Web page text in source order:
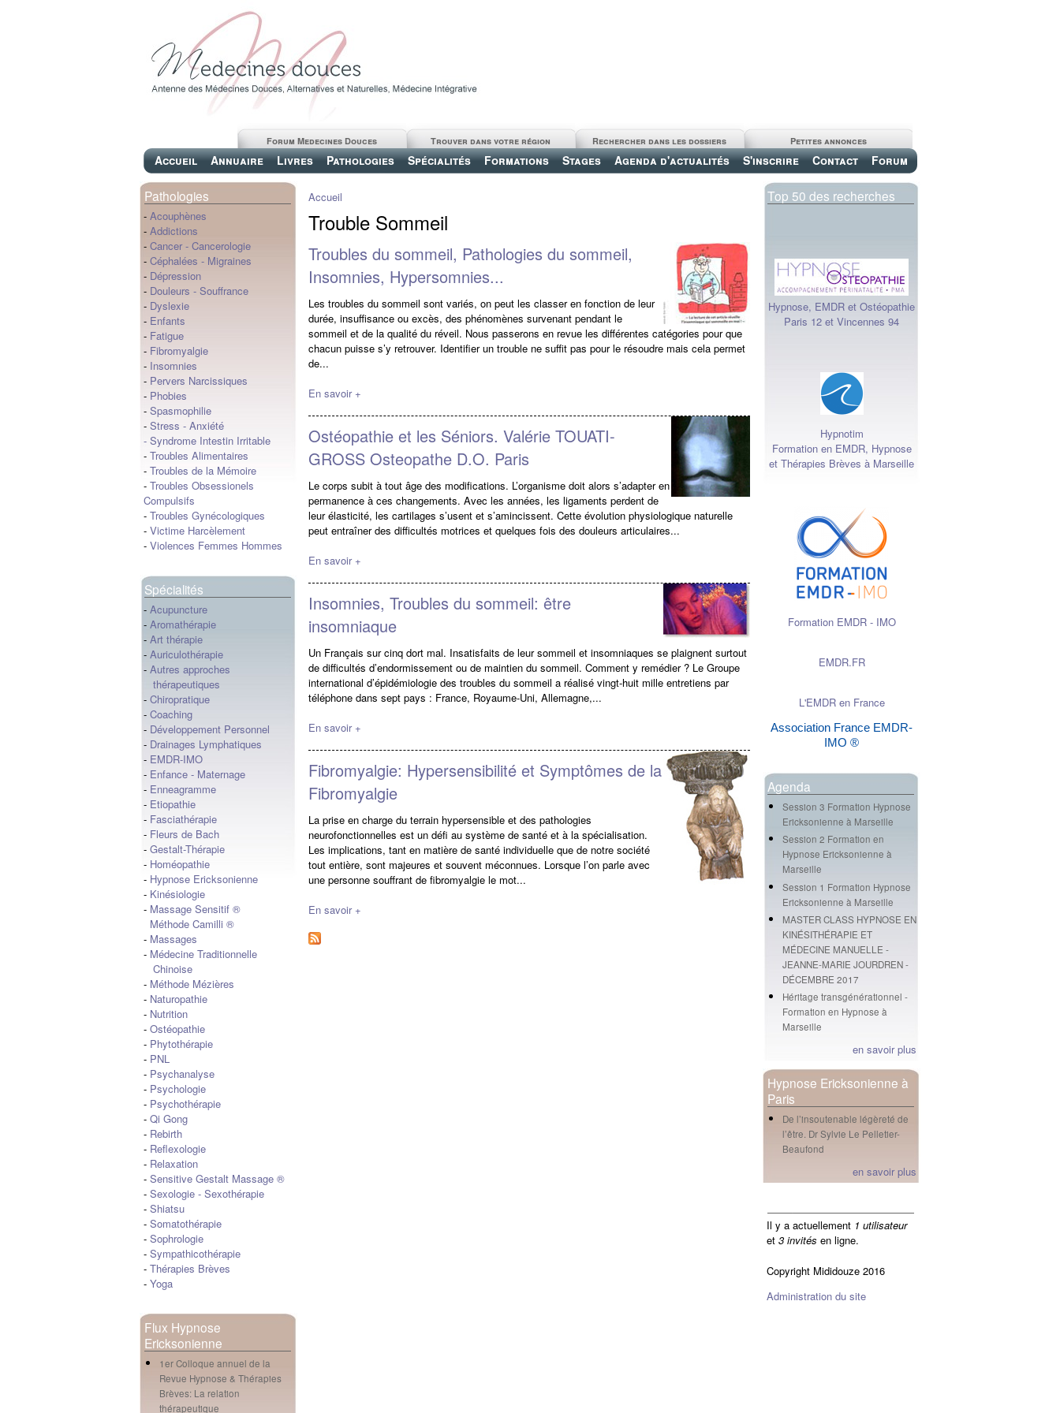
Accueil Annuaire Livres Pathologies Spécialités Formations Stages Agenda d'actualités S'inscrire Contact Forum
Petites annonces
Rechercher dans les dossiers
Trouver dans votre région
Forum Medecines Douces
Pathologies
- Acouphènes
- Addictions
- Cancer - Cancerologie
- Céphalées - Migraines
- Dépression
- Douleurs - Souffrance
- Dyslexie
- Enfants
- Fatigue
- Fibromyalgie
- Insomnies
- Pervers Narcissiques
- Phobies
- Spasmophilie
- Stress - Anxiété
- Syndrome Intestin Irritable
- Troubles Alimentaires
- Troubles de la Mémoire
- Troubles Obsessionels
Compulsifs
- Troubles Gynécologiques
- Victime Harcèlement
- Violences Femmes Hommes
Spécialités
- Acupuncture
- Aromathérapie
- Art thérapie
- Auriculothérapie
- Autres approches
thérapeutiques
- Chiropratique
- Coaching
- Développement Personnel
- Drainages Lymphatiques
- EMDR-IMO
- Enfance - Maternage
- Enneagramme
- Etiopathie
- Fasciathérapie
- Fleurs de Bach
- Gestalt-Thérapie
- Homéopathie
- Hypnose Ericksonienne
- Kinésiologie
- Massage Sensitif ®
Méthode Camilli ®
- Massages
- Médecine Traditionnelle
Chinoise
- Méthode Mézières
- Naturopathie
- Nutrition
- Ostéopathie
- Phytothérapie
- PNL
- Psychanalyse
- Psychologie
- Psychothérapie
- Qi Gong
- Rebirth
- Reflexologie
- Relaxation
- Sensitive Gestalt Massage ®
- Sexologie - Sexothérapie
- Shiatsu
- Somatothérapie
- Sophrologie
- Sympathicothérapie
- Thérapies Brèves
- Yoga
Flux Hypnose
Ericksonienne
1er Colloque annuel de la
Revue Hypnose & Thérapies
Brèves: La relation
thérapeutique
Accueil
Trouble Sommeil
Troubles du sommeil, Pathologies du sommeil,
Insomnies, Hypersomnies...
Les troubles du sommeil sont variés, on peut les classer en fonction de leur
durée, insuffisance ou excès, des phénomènes survenant pendant le
sommeil et de la qualité du réveil. Nous passerons en revue les différentes catégories pour que
chacun puisse s’y retrouver. Identifier un trouble ne suffit pas pour le résoudre mais cela permet
de...
En savoir +
Ostéopathie et les Séniors. Valérie TOUATI-
GROSS Osteopathe D.O. Paris
Le corps subit à tout âge des modifications. L’organisme doit alors s’adapter en
permanence à ces changements. Avec les années, les ligaments perdent de
leur élasticité, les cartilages s’usent et s’amincissent. Cette évolution physiologique naturelle
peut entraîner des difficultés motrices et quelques fois des douleurs articulaires...
En savoir +
Insomnies, Troubles du sommeil: être
insomniaque
Un Français sur cinq dort mal. Insatisfaits de leur sommeil et insomniaques se plaignent surtout
de difficultés d’endormissement ou de maintien du sommeil. Comment y remédier ? Le Groupe
international d’épidémiologie des troubles du sommeil a réalisé vingt-huit mille entretiens par
téléphone dans sept pays : France, Royaume-Uni, Allemagne,...
En savoir +
Fibromyalgie: Hypersensibilité et Symptômes de la
Fibromyalgie
La prise en charge du terrain hypersensible et des pathologies
neurofonctionnelles est un défi au système de santé et à la spécialisation.
Les implications, tant en matière de santé individuelle que de notre société
tout entière, sont majeures et souvent méconnues. Lorsque l’on parle avec
une personne souffrant de fibromyalgie le mot...
En savoir +
Top 50 des recherches
Hypnose, EMDR et Ostéopathie
Paris 12 et Vincennes 94
Hypnotim
Formation en EMDR, Hypnose
et Thérapies Brèves à Marseille
Formation EMDR - IMO
EMDR.FR
L'EMDR en France
Association France EMDR-
IMO ®
Agenda
Session 3 Formation Hypnose
Ericksonienne à Marseille
Session 2 Formation en
Hypnose Ericksonienne à
Marseille
Session 1 Formation Hypnose
Ericksonienne à Marseille
MASTER CLASS HYPNOSE EN
KINÉSITHÉRAPIE ET
MÉDECINE MANUELLE -
JEANNE-MARIE JOURDREN -
DÉCEMBRE 2017
Héritage transgénérationnel -
Formation en Hypnose à
Marseille
en savoir plus
Hypnose Ericksonienne à
Paris
De l’insoutenable légèreté de
l’être. Dr Sylvie Le Pelletier-
Beaufond
en savoir plus
Il y a actuellement 1 utilisateur
et 3 invités en ligne.
Copyright Mididouze 2016
Administration du site